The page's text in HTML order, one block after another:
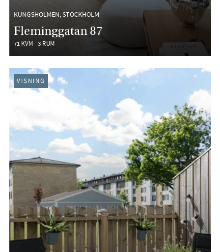
KUNGSHOLMEN, STOCKHOLM
Fleminggatan 87
71 KVM 3 RUM
VISNING